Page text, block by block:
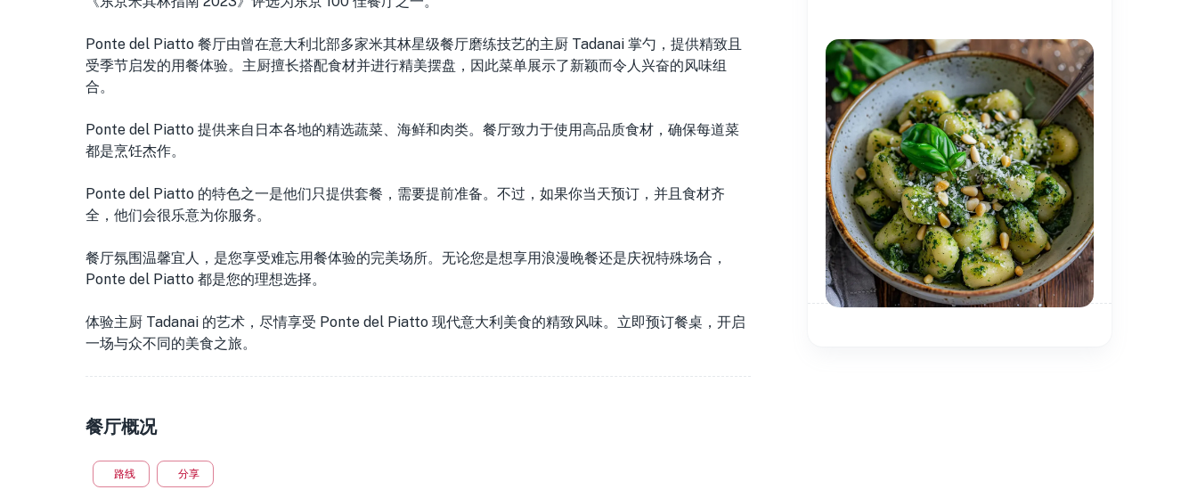
Ponte del Piatto 餐厅由曾在意大利北部多家米其林星级餐厅磨练技艺的主厨 Tadanai 掌勺，提供精致且
受季节启发的用餐体验。主厨擅长搭配食材并进行精美摆盘，因此菜单展示了新颖而令人兴奋的风味组
合。
Ponte del Piatto 提供来自日本各地的精选蔬菜、海鲜和肉类。餐厅致力于使用高品质食材，确保每道菜
都是烹饪杰作。
Ponte del Piatto 的特色之一是他们只提供套餐，需要提前准备。不过，如果你当天预订，并且食材齐
全，他们会很乐意为你服务。
餐厅氛围温馨宜人，是您享受难忘用餐体验的完美场所。无论您是想享用浪漫晚餐还是庆祝特殊场合，
Ponte del Piatto 都是您的理想选择。
体验主厨 Tadanai 的艺术，尽情享受 Ponte del Piatto 现代意大利美食的精致风味。立即预订餐桌，开启
一场与众不同的美食之旅。
餐厅概况
路线 分享